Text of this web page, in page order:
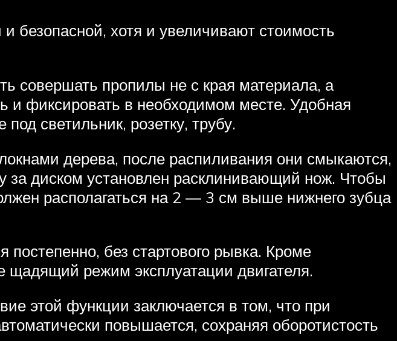
безопасной, хотя и увеличивают стоимость
совершать пропилы не с края материала, а
и фиксировать в необходимом месте. Удобная
светильник, розетку, трубу.
дерева, после распиливания они смыкаются,
за диском установлен расклинивающий нож. Чтобы
располагаться на 2 — 3 см выше нижнего зубца
без стартового рывка. Кроме
щадящий режим эксплуатации двигателя.
этой функции заключается в том, что при
повышается, сохраняя оборотистость